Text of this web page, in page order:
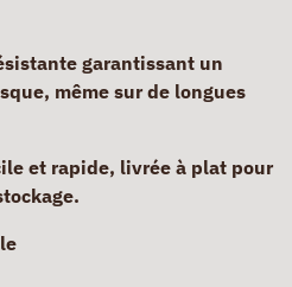
garantissant un
même sur de longues
et rapide, livrée à plat pour